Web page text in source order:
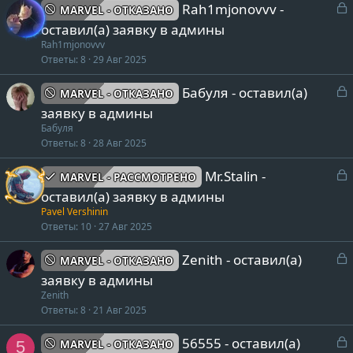
i
_
p
r
i
l
e
З
т
MARVEL - ОТКАЗАНО
Rah1mjonovvv -
оставил(а) заявку в админы
Rah1mjonovvv
Ответы 8 29 Авг 2025
З
т
MARVEL - ОТКАЗАНО
Бабуля - оставил(а)
заявку в админы
Бабуля
Ответы 8 28 Авг 2025
v
i
e
_
p
r
i
l
З
т
MARVEL - РАССМОТРЕНО
Mr.Stalin -
оставил(а) заявку в админы
Pavel Vershinin
Ответы 10 27 Авг 2025
З
т
MARVEL - ОТКАЗАНО Zenith - оставил(а)
заявку в админы
Zenith
Ответы 8 21 Авг 2025
5
З
MARVEL - ОТКАЗАНО 56555 - оставил(а)